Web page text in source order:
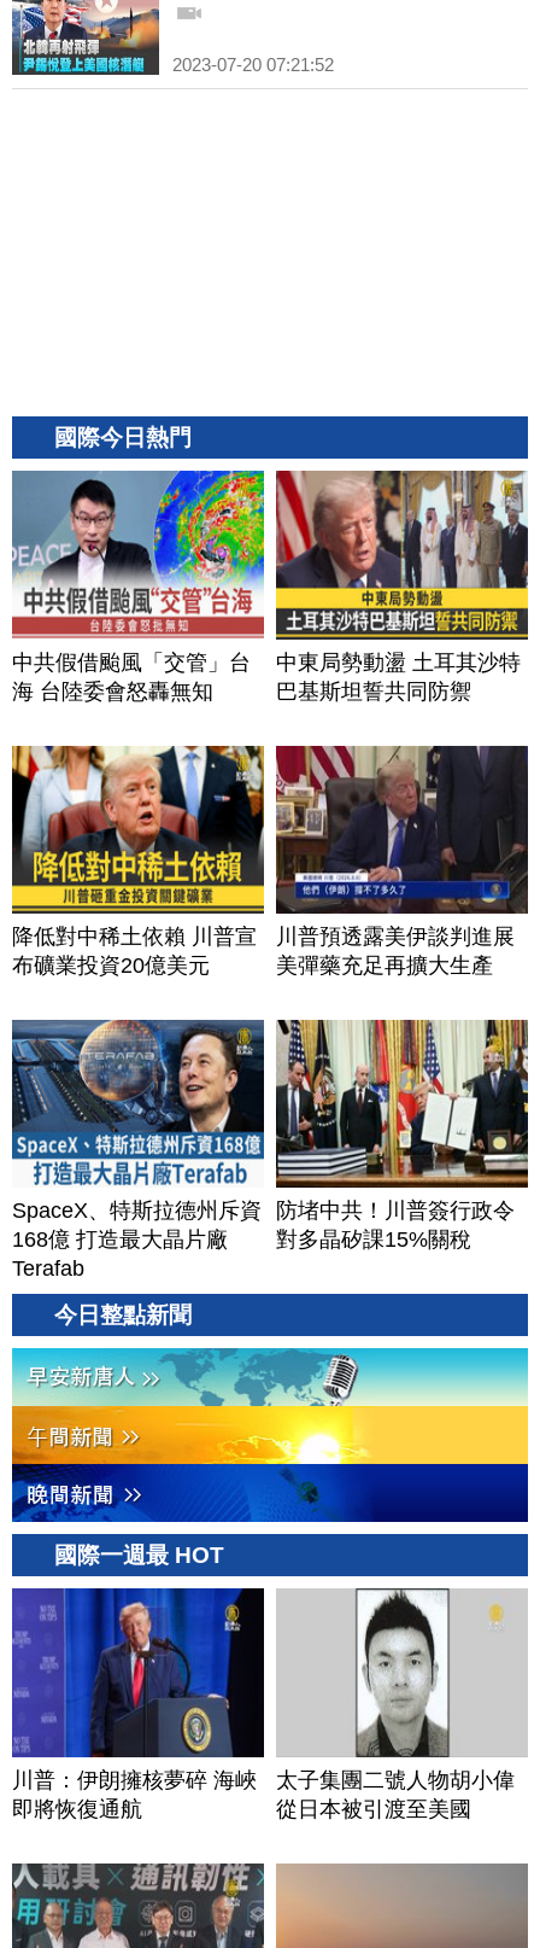
2023-07-20 07:21:52
國際今日熱門
中共假借颱風「交管」台
海 台陸委會怒轟無知
中東局勢動盪 土耳其沙特
巴基斯坦誓共同防禦
降低對中稀土依賴 川普宣
布礦業投資20億美元
川普預透露美伊談判進展
美彈藥充足再擴大生產
SpaceX、特斯拉德州斥資
168億 打造最大晶片廠
Terafab
防堵中共！川普簽行政令
對多晶矽課15%關稅
今日整點新聞
國際一週最 HOT
川普：伊朗擁核夢碎 海峽
即將恢復通航
太子集團二號人物胡小偉
從日本被引渡至美國